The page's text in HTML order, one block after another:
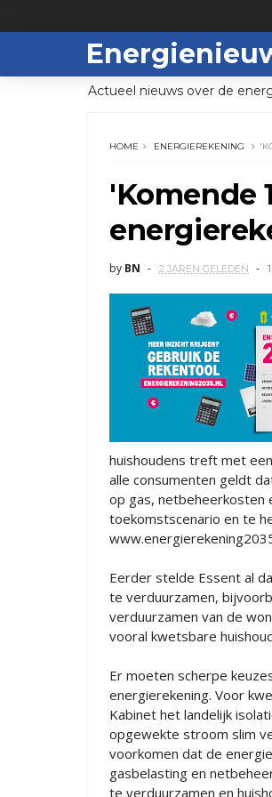
Actueel nieuws over de
HOME ENERGIEREKENING
'Komende
by BN 2 JAREN GELEDEN
huishoudens treft met
alle consumenten geldt
op gas, netbeheerkosten
toekomstscenario en te
Eerder stelde Essent al
te verduurzamen,
verduurzamen van de
vooral kwetsbare
Er moeten scherpe
energierekening. Voor
Kabinet het landelijk
opgewekte stroom slim
voorkomen dat de
gasbelasting en
te verduurzamen en